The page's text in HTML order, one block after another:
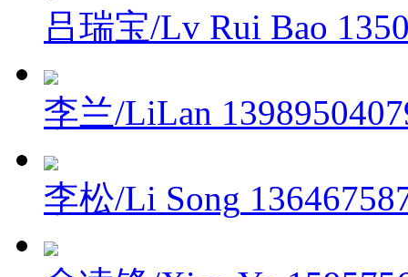
吕瑞宝/Lv Rui Bao
李兰/LiLan
李松/Li Song